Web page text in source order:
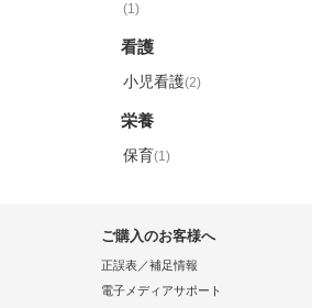
(1)
看護
小児看護(2)
栄養
保育(1)
ご購入のお客様へ
正誤表／補足情報
電子メディアサポート